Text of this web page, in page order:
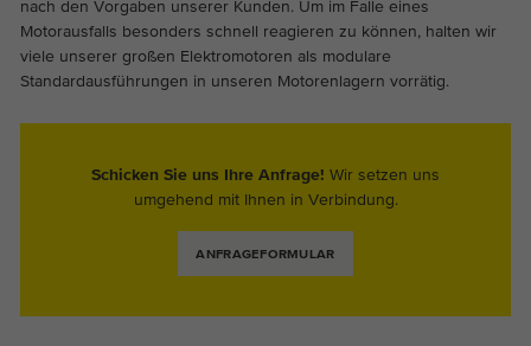
nach den Vorgaben unserer Kunden. Um im Falle eines
Motorausfalls besonders schnell reagieren zu können, halten wir
viele unserer großen Elektromotoren als modulare
Standardausführungen in unseren Motorenlagern vorrätig.
Schicken Sie uns Ihre Anfrage! Wir setzen uns
umgehend mit Ihnen in Verbindung.
ANFRAGEFORMULAR